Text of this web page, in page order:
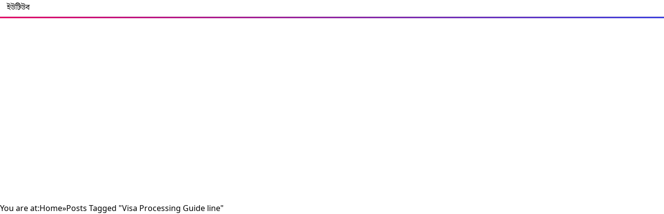
ইউটিউব
You are at:Home»Posts Tagged "Visa Processing Guide line"